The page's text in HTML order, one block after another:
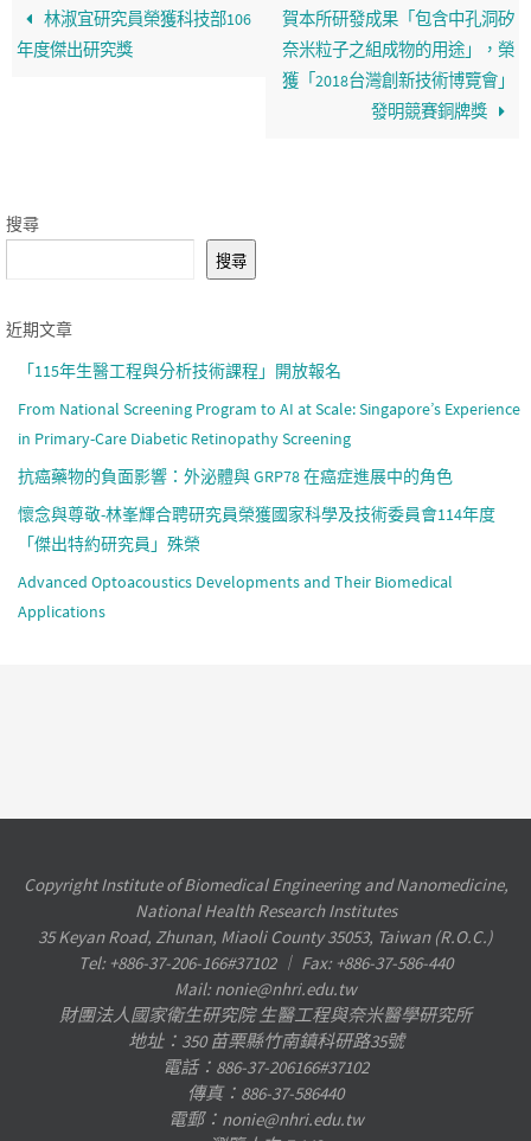
林淑宜研究員榮獲科技部106
年度傑出研究獎
賀本所研發成果「包含中孔洞矽
奈米粒子之組成物的用途」，榮
獲「2018台灣創新技術博覽會」
發明競賽銅牌獎
搜尋
搜尋
近期文章
「115年生醫工程與分析技術課程」開放報名
From National Screening Program to AI at Scale: Singapore’s Experience
in Primary-Care Diabetic Retinopathy Screening
抗癌藥物的負面影響：外泌體與 GRP78 在癌症進展中的角色
懷念與尊敬-林峯輝合聘研究員榮獲國家科學及技術委員會114年度
「傑出特約研究員」殊榮
Advanced Optoacoustics Developments and Their Biomedical
Applications
Copyright Institute of Biomedical Engineering and Nanomedicine,
National Health Research Institutes
35 Keyan Road, Zhunan, Miaoli County 35053, Taiwan (R.O.C.)
Tel: +886-37-206-166#37102 ︱ Fax: +886-37-586-440
Mail: nonie@nhri.edu.tw
財團法人國家衛生研究院 生醫工程與奈米醫學研究所
地址：350 苗栗縣竹南鎮科研路35號
電話：886-37-206166#37102
傳真：886-37-586440
電郵：nonie@nhri.edu.tw